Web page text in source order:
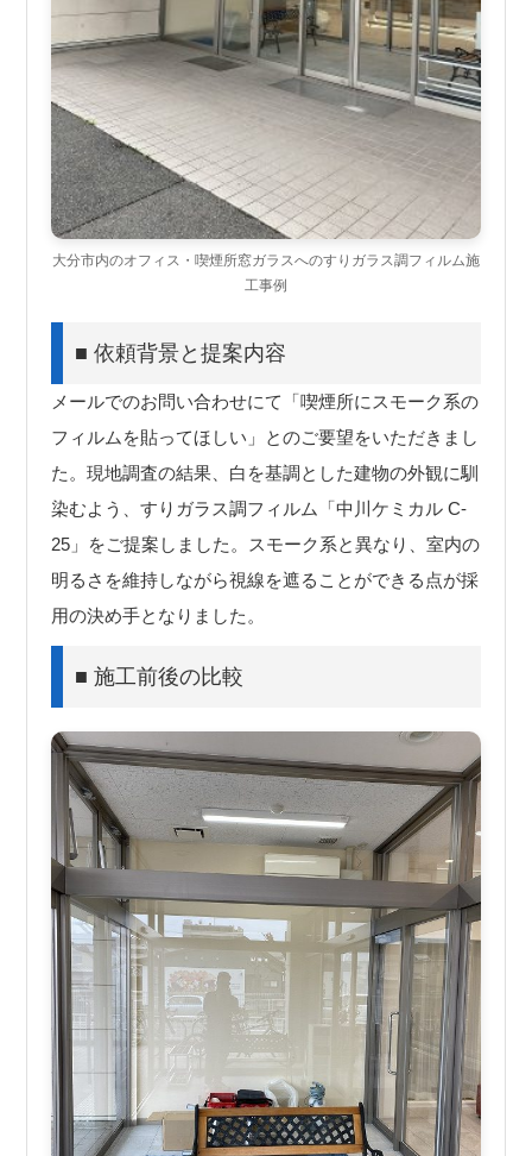
大分市内のオフィス・喫煙所窓ガラスへのすりガラス調フィルム施
工事例
■ 依頼背景と提案内容
メールでのお問い合わせにて「喫煙所にスモーク系の
フィルムを貼ってほしい」とのご要望をいただきまし
た。現地調査の結果、白を基調とした建物の外観に馴
染むよう、すりガラス調フィルム「中川ケミカル C-
25」をご提案しました。スモーク系と異なり、室内の
明るさを維持しながら視線を遮ることができる点が採
用の決め手となりました。
■ 施工前後の比較